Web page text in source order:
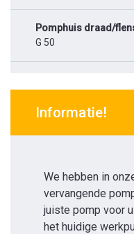
Pomphuis draad/
G 50
Informatie!
We hebben in
vervangende
juiste pomp voor
het huidige